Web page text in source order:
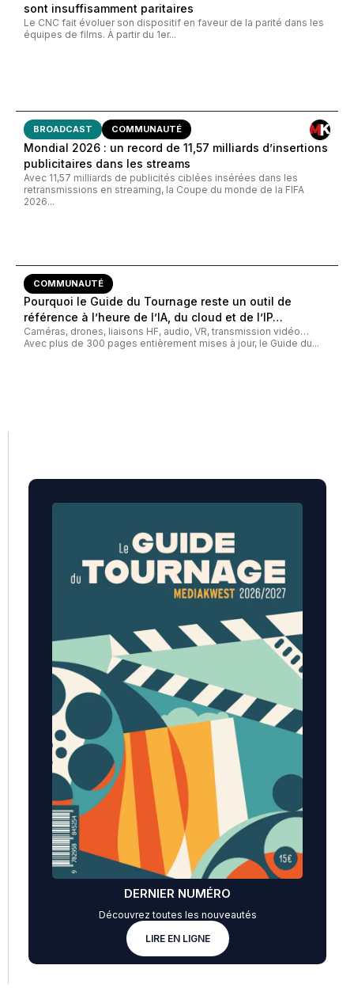
sont insuffisamment paritaires
Le CNC fait évoluer son dispositif en faveur de la parité dans les
équipes de films. À partir du 1er...
BROADCAST COMMUNAUTÉ
Mondial 2026 : un record de 11,57 milliards d’insertions
publicitaires dans les streams
Avec 11,57 milliards de publicités ciblées insérées dans les
retransmissions en streaming, la Coupe du monde de la FIFA
2026...
COMMUNAUTÉ
Pourquoi le Guide du Tournage reste un outil de
référence à l’heure de l’IA, du cloud et de l’IP…
Caméras, drones, liaisons HF, audio, VR, transmission vidéo…
Avec plus de 300 pages entièrement mises à jour, le Guide du...
DERNIER NUMÉRO
Découvrez toutes les nouveautés
LIRE EN LIGNE